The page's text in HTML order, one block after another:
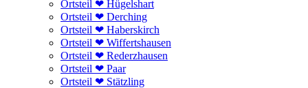
Ortsteil ❤ Hügelshart
Ortsteil ❤ Derching
Ortsteil ❤ Haberskirch
Ortsteil ❤ Wiffertshausen
Ortsteil ❤ Rederzhausen
Ortsteil ❤ Paar
Ortsteil ❤ Stätzling